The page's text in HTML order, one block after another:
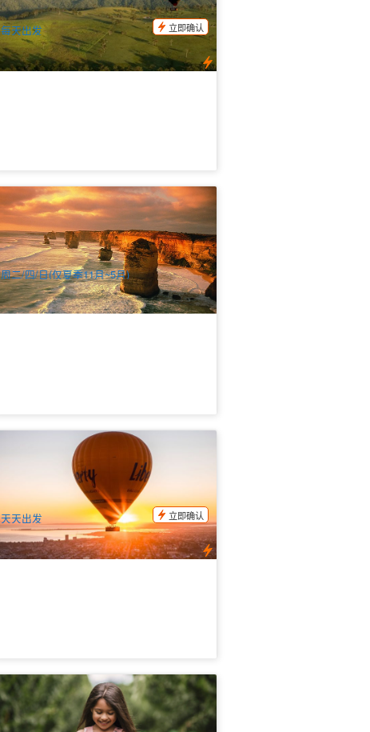
AUD $290.00 $329.00
OOL01109
每天出发
立即确认
大洋路日落之旅特惠一日游 (Great Ocean
Road Sunset Tour) 英文
71 已预订
AUD $129.00 $135.00
MEL05116
周二/四/日(仅夏季11月~5月)
云端之上｜大洋路热气球飞行－吉朗
Geelong与贝拉林半岛（含早餐）
AUD $390.00 $410.00
MEL05311
天天出发
立即确认
时令限定 | Cherry Hill红杉林+摘樱桃+亚
拉河谷网红酒庄一日游
44 已预订